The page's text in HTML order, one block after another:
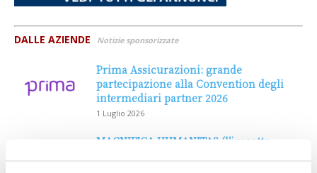
DALLE AZIENDE Notizie sponsorizzate
Prima Assicurazioni: grande
partecipazione alla Convention degli
intermediari partner 2026
1 Luglio 2026
MAGNIFICA HUMANITAS (l’impatto